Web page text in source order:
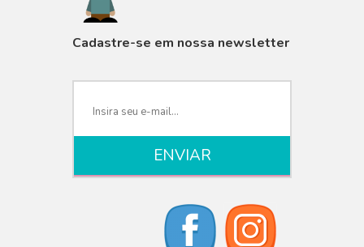
Cadastre-se em nossa newsletter